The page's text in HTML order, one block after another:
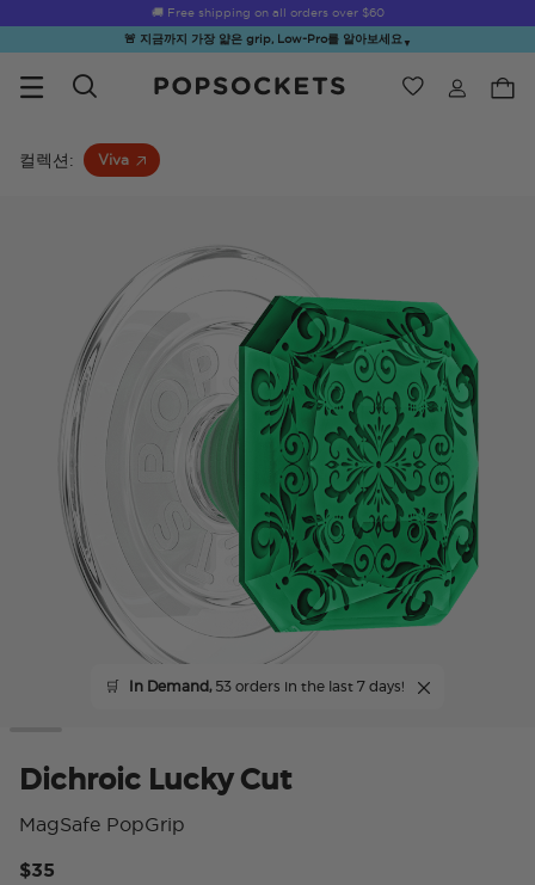
🚚 Free shipping on all orders over $60
Summer Sendoff Sale is on 🚨 Up to 60% off
🚨 지금까지 가장 얇은 grip, Low-Pro를 알아보세요▼
위시리스트
Hello Kitty®
and Friends
Second
Morning
Sea Spell
컬렉션: Viva
🛒 In Demand,53 orders in the last 7 days!
Dichroic Lucky Cut
MagSafe PopGrip
$35